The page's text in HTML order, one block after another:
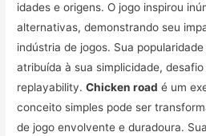
idades e origens. O jogo inspirou
alternativas, demonstrando seu
indústria de jogos. Sua
atribuída à sua simplicidade,
replayability.Chicken road é um
conceito simples pode ser
de jogo envolvente e duradoura.